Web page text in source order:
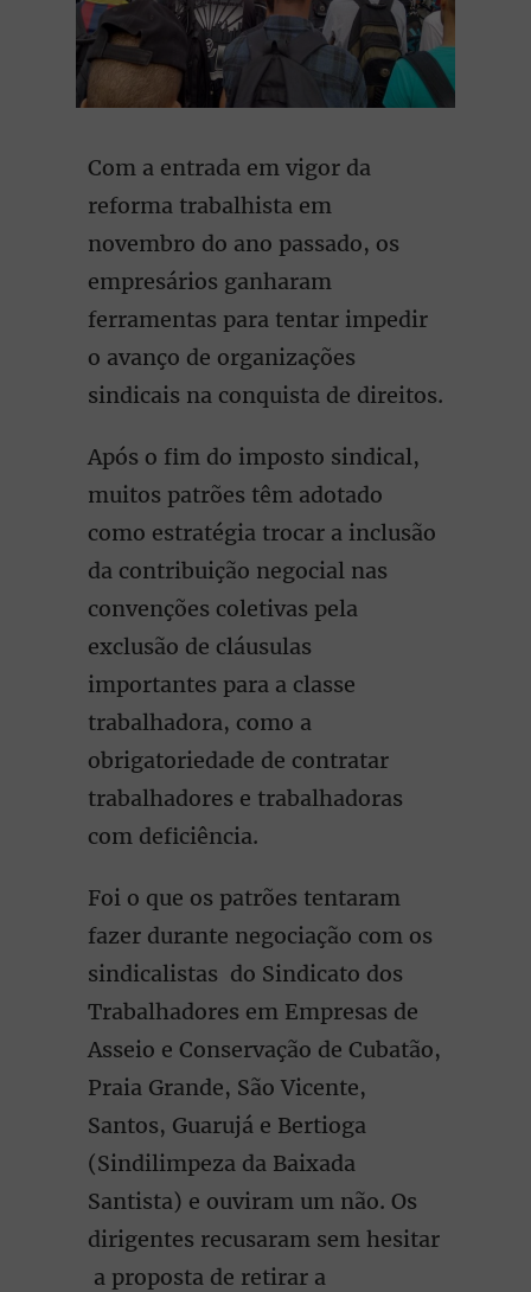
Com a entrada em vigor da
reforma trabalhista em
novembro do ano passado, os
empresários ganharam
ferramentas para tentar impedir
o avanço de organizações
sindicais na conquista de direitos.
Após o fim do imposto sindical,
muitos patrões têm adotado
como estratégia trocar a inclusão
da contribuição negocial nas
convenções coletivas pela
exclusão de cláusulas
importantes para a classe
trabalhadora, como a
obrigatoriedade de contratar
trabalhadores e trabalhadoras
com deficiência.
Foi o que os patrões tentaram
fazer durante negociação com os
sindicalistas do Sindicato dos
Trabalhadores em Empresas de
Asseio e Conservação de Cubatão,
Praia Grande, São Vicente,
Santos, Guarujá e Bertioga
(Sindilimpeza da Baixada
Santista) e ouviram um não. Os
dirigentes recusaram sem hesitar
a proposta de retirar a